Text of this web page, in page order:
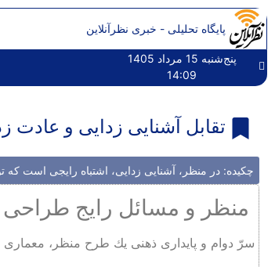
پایگاه تحلیلی - خبری نظرآنلاین
پنج‌شنبه 15 مرداد 1405
14:09
تقابل آشنايی ‌زدايی و عادت
چکیده: در منظر، آشنایی زدایی، اشتباه رایجی است که
منظر و مسائل رایج طراحی
سرّ دوام و پايداری ذهنی يك طرح منظر،